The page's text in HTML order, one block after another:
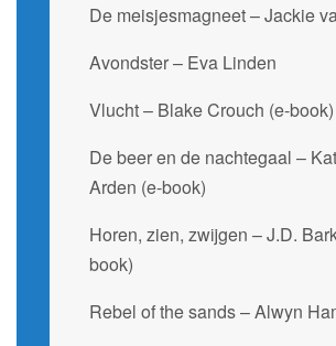
De meisjesmagneet – Jackie
Avondster – Eva Linden
Vlucht – Blake Crouch (e-book)
De beer en de nachtegaal –
Arden (e-book)
Horen, zien, zwijgen – J.D.
book)
Rebel of the sands – Alwyn